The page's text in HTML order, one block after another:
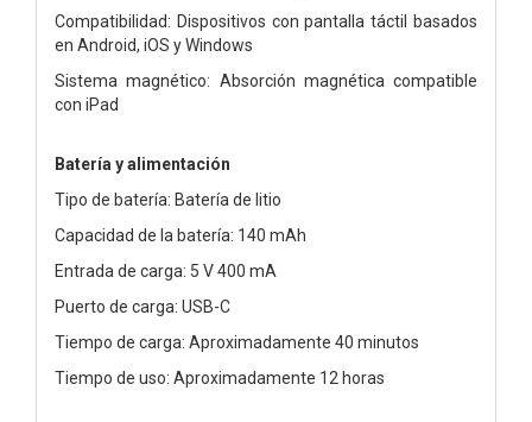
Compatibilidad: Dispositivos con pantalla táctil basados
en Android, iOS y Windows
Sistema magnético: Absorción magnética compatible
con iPad
Batería y alimentación
Tipo de batería: Batería de litio
Capacidad de la batería: 140 mAh
Entrada de carga: 5 V 400 mA
Puerto de carga: USB-C
Tiempo de carga: Aproximadamente 40 minutos
Tiempo de uso: Aproximadamente 12 horas